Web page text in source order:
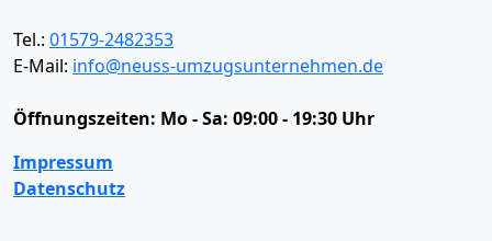
Tel.: 01579-2482353
E-Mail: info@neuss-umzugsunternehmen.de
Öffnungszeiten: Mo - Sa: 09:00 - 19:30 Uhr
Impressum
Datenschutz